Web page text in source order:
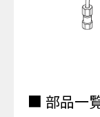
■ 部品一